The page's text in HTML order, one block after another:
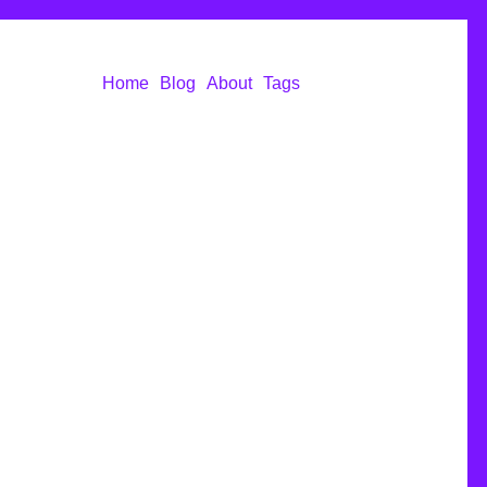
Home Blog About Tags